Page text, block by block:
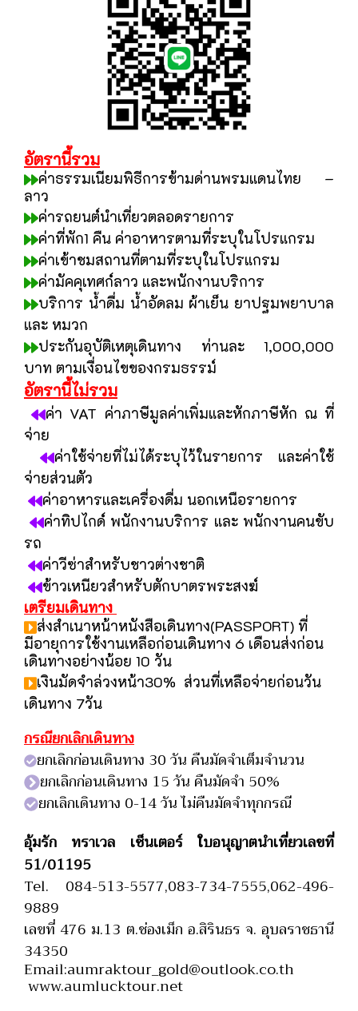
อัตรานี้รวม
ค่าธรรมเนียมพิธีการข้ามด่านพรมแดนไทย –
ลาว
ค่ารถยนต์นำเที่ยวตลอดรายการ
ค่าที่พัก1 คืน ค่าอาหารตามที่ระบุในโปรแกรม
ค่าเข้าชมสถานที่ตามที่ระบุในโปรแกรม
ค่ามัคคุเทศก์ลาว และพนักงานบริการ
บริการ น้ำดื่ม น้ำอัดลม ผ้าเย็น ยาปฐมพยาบาล
และ หมวก
ประกันอุบัติเหตุเดินทาง ท่านละ 1,000,000
บาท ตามเงื่อนไขของกรมธรรม์
อัตรานี้ไม่รวม
ค่า VAT ค่าภาษีมูลค่าเพิ่มและหักภาษีหัก ณ ที่
จ่าย
ค่าใช้จ่ายที่ไม่ได้ระบุไว้ในรายการ และค่าใช้
จ่ายส่วนตัว
ค่าอาหารและเครื่องดื่ม นอกเหนือรายการ
ค่าทิปไกด์ พนักงานบริการ และ พนักงานคนขับ
รถ
ค่าวีซ่าสำหรับชาวต่างชาติ
ข้าวเหนียวสำหรับตักบาตรพระสงฆ์
เตรียมเดินทาง
ส่งสำเนาหน้าหนังสือเดินทาง(PASSPORT) ที่
มีอายุการใช้งานเหลือก่อนเดินทาง 6 เดือนส่งก่อน
เดินทางอย่างน้อย 10 วัน
เงินมัดจำล่วงหน้า30% ส่วนที่เหลือจ่ายก่อนวัน
เดินทาง 7วัน
กรณียกเลิกเดินทาง
ยกเลิกก่อนเดินทาง 30 วัน คืนมัดจำเต็มจำนวน
ยกเลิกก่อนเดินทาง 15 วัน คืนมัดจำ 50%
ยกเลิกเดินทาง 0-14 วัน ไม่คืนมัดจำทุกกรณี
อุ้มรัก ทราเวล เซ็นเตอร์ ใบอนุญาตนำเที่ยวเลขที่
51/01195
Tel. 084-513-5577,083-734-7555,062-496-
9889
เลขที่ 476 ม.13 ต.ช่องเม็ก อ.สิรินธร จ. อุบลราชธานี
34350
Email:aumraktour_gold@outlook.co.th
www.aumlucktour.net